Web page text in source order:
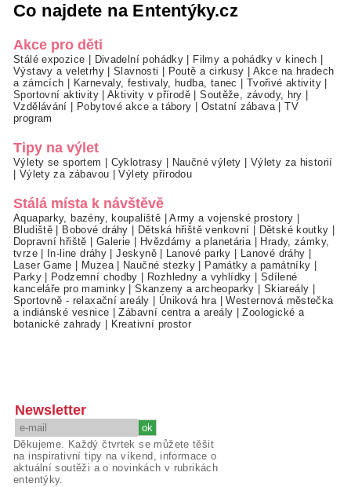
Co najdete na Ententýky.cz
Akce pro děti
Stálé expozice Divadelní pohádky Filmy a pohádky v kinech
Výstavy a veletrhy|Slavnosti Poutě a cirkusy
Akce na hradech
a zámcích
Karnevaly, festivaly, hudba, tanec Tvořivé aktivity
Sportovní aktivity|Aktivity v přírodě |Soutěže, závody, hry
Vzdělávání
Pobytové akce a tábory Ostatní zábava|TV
program
Tipy na výlet
Výlety se sportem Cyklotrasy Naučné výlety
Výlety za historií
Výlety za zábavou |Výlety přírodou
Stálá místa k návštěvě
Aquaparky, bazény, koupaliště |Army a vojenské prostory
Bludiště
Bobové dráhy Dětská hřiště venkovní Dětské koutky
Dopravní hřiště
Galerie Hvězdárny a planetária|
Hrady, zámky,
tvrze| In-line dráhy |Jeskyně| Lanové parky Lanové dráhy
Laser Game
Muzea| Naučné stezky Památky a památníky
Parky| Podzemní chodby Rozhledny a vyhlídky
Sdílené
kanceláře pro maminky |Skanzeny a archeoparky Skiareály
Sportovně - relaxační areály
Úniková hra|Westernová městečka
a indiánské vesnice |Zábavní centra a areály |Zoologické a
botanické zahrady
Kreativní prostor
Newsletter
Děkujeme. Každý čtvrtek se můžete těšit
na inspirativní tipy na víkend, informace o
aktuální soutěži a o novinkách v rubrikách
ententýky.